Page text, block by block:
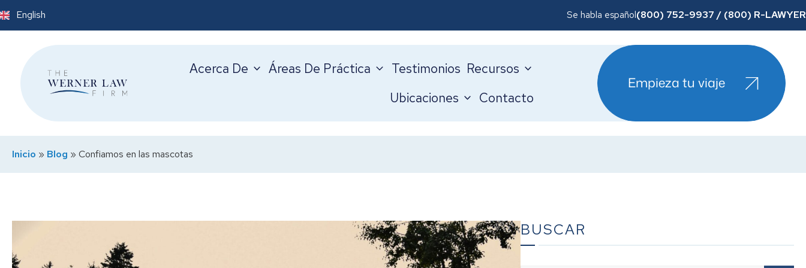
English Se habla español(800) 752-9937 / (800) R-LAWYER
Acerca De Áreas De Práctica Testimonios Recursos
Ubicaciones
Contacto
Empieza tu viaje
Inicio » Blog » Confiamos en las mascotas
BUSCAR